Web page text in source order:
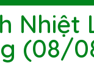
Nhiệt
(08/